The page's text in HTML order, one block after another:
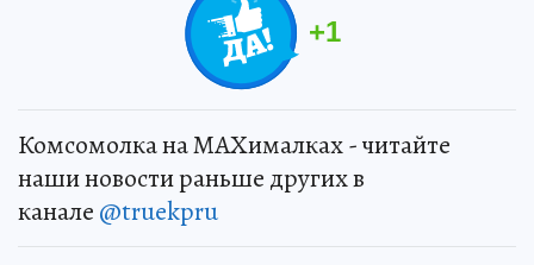
+1
Комсомолка на MAXималках - читайте
наши новости раньше других в
канале @truekpru